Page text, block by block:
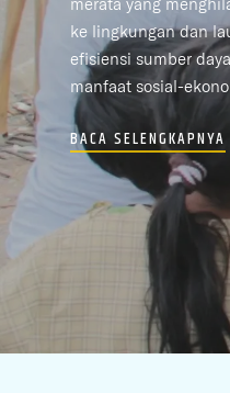
ke lingkungan dan
efisiensi sumber
manfaat sosial-
BACA SELENGKAPNYA